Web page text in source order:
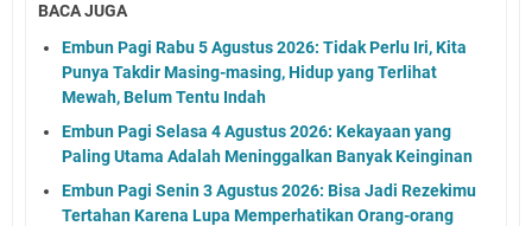
BACA JUGA
Embun Pagi Rabu 5 Agustus 2026: Tidak Perlu Iri, Kita
Punya Takdir Masing-masing, Hidup yang Terlihat
Mewah, Belum Tentu Indah
Embun Pagi Selasa 4 Agustus 2026: Kekayaan yang
Paling Utama Adalah Meninggalkan Banyak Keinginan
Embun Pagi Senin 3 Agustus 2026: Bisa Jadi Rezekimu
Tertahan Karena Lupa Memperhatikan Orang-orang